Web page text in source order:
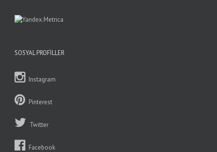
SOSYAL PROFILLER
Instagram
Pinterest
Twitter
Facebook